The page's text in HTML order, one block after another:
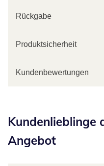
Rückgabe
Produktsicherheit
Kundenbewertungen
Kundenlieblinge
Angebot